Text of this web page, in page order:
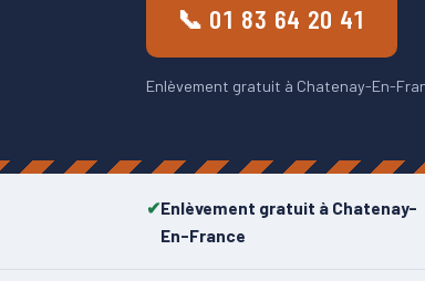
📞 01 83 64 20 41
Enlèvement gratuit à Chatenay-En-
Enlèvement gratuit à Chatenay-
En-France